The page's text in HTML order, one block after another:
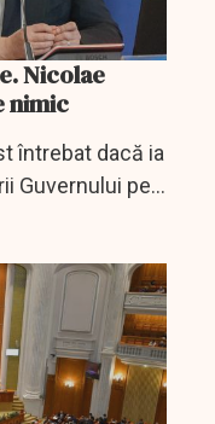
Nicolae
nimic
întrebat dacă ia
Guvernului pe